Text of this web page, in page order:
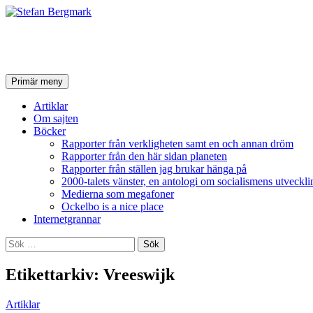
SökPrimär meny Hoppa
till
innehåll
Artiklar
Om sajten
Böcker
Rapporter från verkligheten samt en och annan dröm
Rapporter från den här sidan planeten
Rapporter från ställen jag brukar hänga på
2000-talets vänster, en antologi om socialismens
Medierna som megafoner
Ockelbo is a nice place
Internetgrannar
Sök
efter:
Etikettarkiv: Vreeswijk
Artiklar